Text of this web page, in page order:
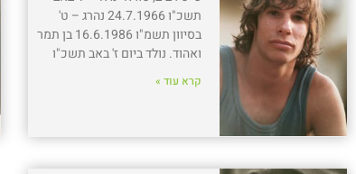
תשכ"ו 24.7.1966 נהרג – ט'
בסיוון תשמ"ו 16.6.1986 בן תמר
ואהוד. נולד ביום ז' באב תשכ"ו
קרא עוד »